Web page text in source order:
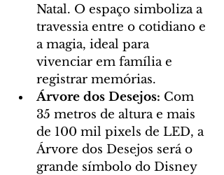
Natal. O espaço simboliza a
travessia entre o cotidiano e
a magia, ideal para
vivenciar em família e
registrar memórias.
Árvore dos Desejos: Com
35 metros de altura e mais
de 100 mil pixels de LED, a
Árvore dos Desejos será o
grande símbolo do Disney